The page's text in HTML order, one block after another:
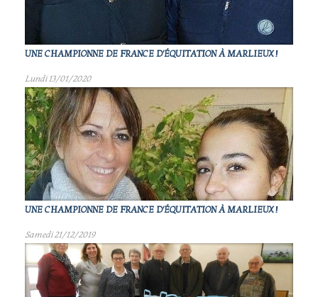
UNE CHAMPIONNE DE FRANCE D'ÉQUITATION À MARLIEUX !
Lundi 13/01/2020
UNE CHAMPIONNE DE FRANCE D'ÉQUITATION À MARLIEUX !
Samedi 21/12/2019